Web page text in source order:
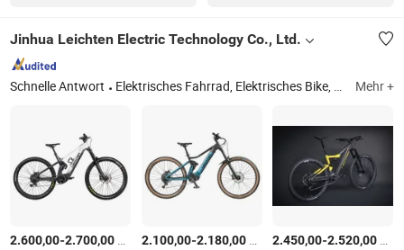
Jinhua Leichten Electric Technology Co., Ltd.
Schnelle Antwort Elektrisches Fahrrad, Elektrisches Bike, Elektrisches Mountainbike, Elektrisches Gravelbike, Elektrisches Stadtrad, E-Bike, Elektrisches Rennrad, Fatbike E-Bike, E-MTB, Klapp-Elektrofahrrad Mehr +
2.600,00-2.700,00 /pc2.100,00-2.180,00$ /pc2.450,00-2.520,00
/